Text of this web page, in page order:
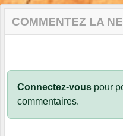
COMMENTEZ LA
Connectez-vous pour
commentaires.